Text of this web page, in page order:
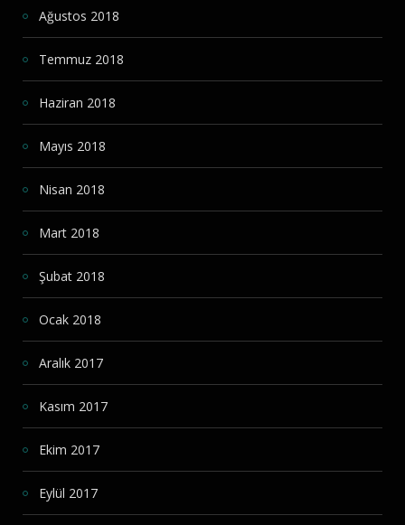
Ağustos 2018
Temmuz 2018
Haziran 2018
Mayıs 2018
Nisan 2018
Mart 2018
Şubat 2018
Ocak 2018
Aralık 2017
Kasım 2017
Ekim 2017
Eylül 2017